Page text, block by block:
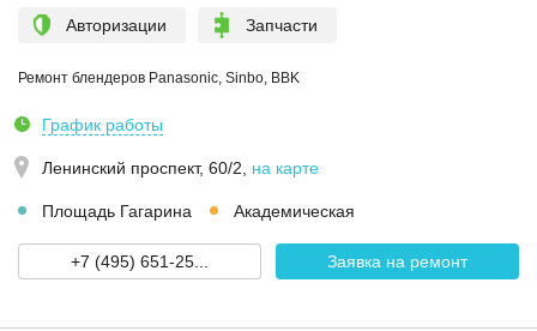
Авторизации Запчасти
Ремонт блендеров Panasonic, Sinbo, BBK
График работы
Ленинский проспект, 60/2 на карте
Площадь Гагарина Академическая
+7 (495) 651-25... Заявка на ремонт